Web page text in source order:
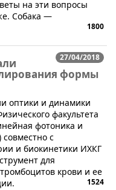
на эти вопросы
Собака —
1800
27/04/2018
формы
оптики и динамики
факультета
фотоника и
совместно с
и биокинетики ИХКГ
для
крови и ее
1524